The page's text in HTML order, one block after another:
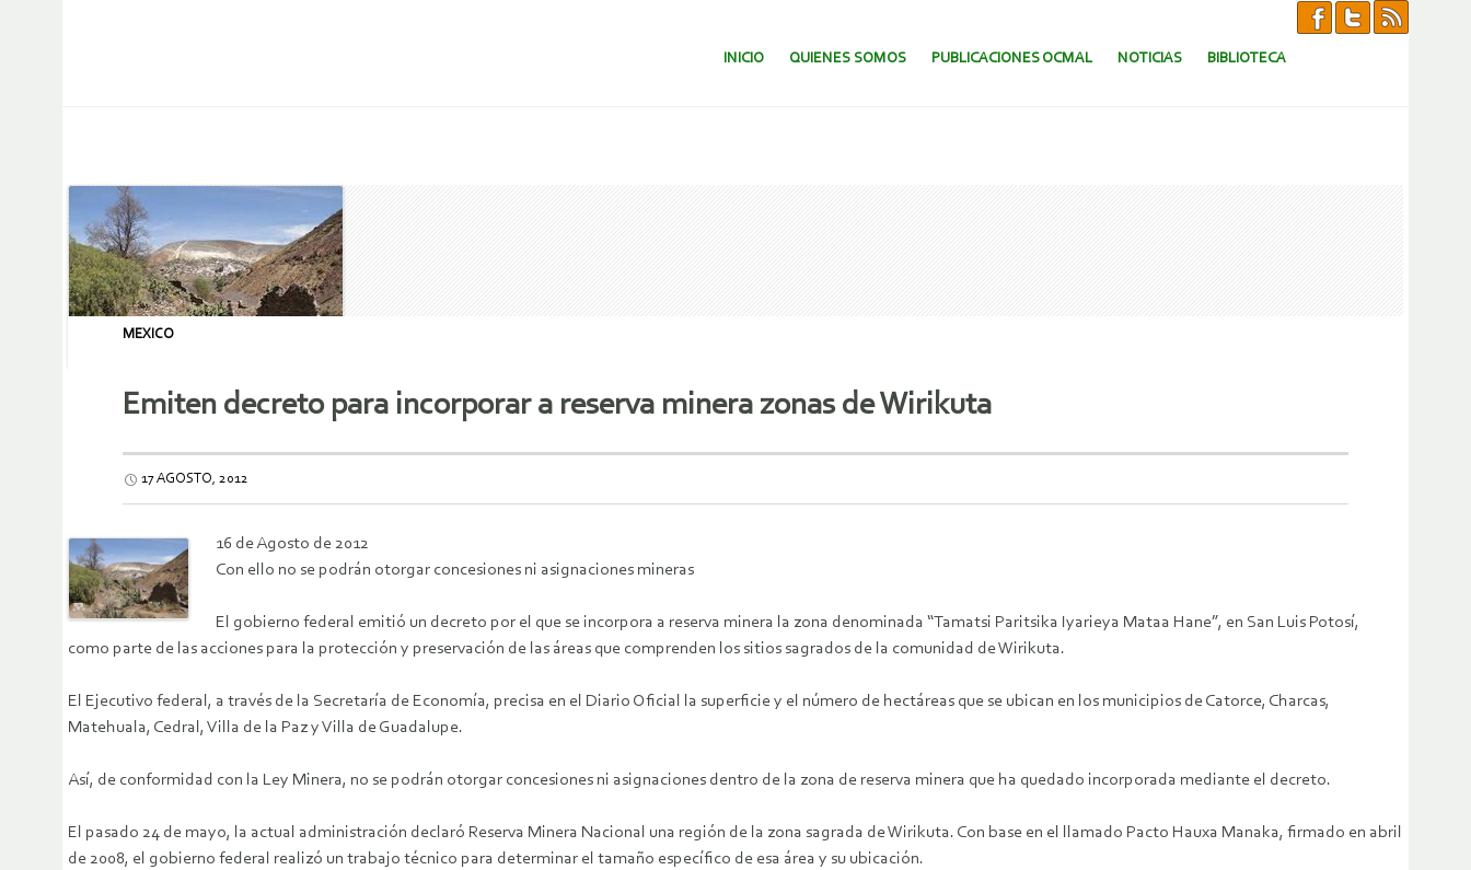
SALTAR AL CONTENIDO.
INICIO QUIENES SOMOS PUBLICACIONES OCMAL NOTICIAS BIBLIOTECA
MEXICO
Emiten decreto para incorporar a reserva minera zonas de Wirikuta
17 AGOSTO, 2012
16 de Agosto de 2012
Con ello no se podrán otorgar concesiones ni asignaciones mineras
El gobierno federal emitió un decreto por el que se incorpora a reserva minera la zona denominada “Tamatsi Paritsika Iyarieya Mataa Hane”, en San Luis Potosí,
como parte de las acciones para la protección y preservación de las áreas que comprenden los sitios sagrados de la comunidad de Wirikuta.
El Ejecutivo federal, a través de la Secretaría de Economía, precisa en el Diario Oficial la superficie y el número de hectáreas que se ubican en los municipios de Catorce, Charcas,
Matehuala, Cedral, Villa de la Paz y Villa de Guadalupe.
Así, de conformidad con la Ley Minera, no se podrán otorgar concesiones ni asignaciones dentro de la zona de reserva minera que ha quedado incorporada mediante el decreto.
El pasado 24 de mayo, la actual administración declaró Reserva Minera Nacional una región de la zona sagrada de Wirikuta. Con base en el llamado Pacto Hauxa Manaka, firmado en abril
de 2008, el gobierno federal realizó un trabajo técnico para determinar el tamaño específico de esa área y su ubicación.